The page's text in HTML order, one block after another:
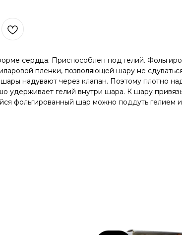
сердца. Приспособлен под гелий.
пленки, позволяющей шару не
надувают через клапан. Поэтому плотно
удерживает гелий внутри шара. К шару
фольгированный шар можно поддуть гелием